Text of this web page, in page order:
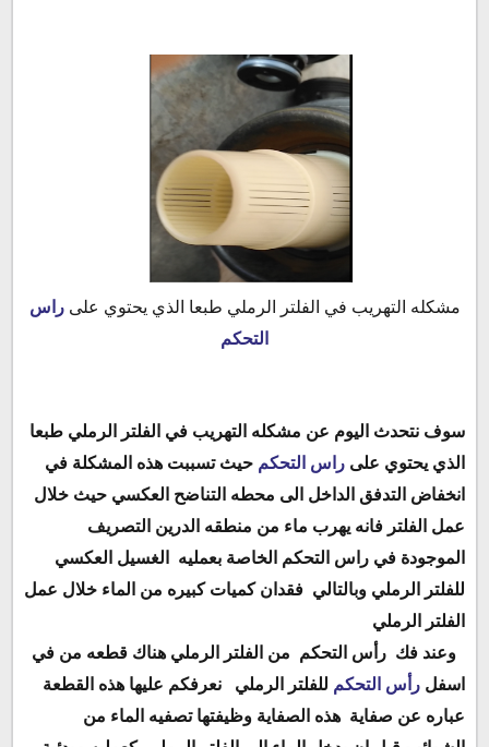
مشكله التهريب في الفلتر الرملي طبعا الذي يحتوي علىراس
التحكم
سوف نتحدث اليوم عن مشكله التهريب في الفلتر الرملي طبعا
الذي يحتوي على راس التحكم حيث تسببت هذه المشكلة في
انخفاض التدفق الداخل الى محطه التناضح العكسي حيث خلال
عمل الفلتر فانه يهرب ماء من منطقه الدرين التصريف
الموجودة في راس التحكم الخاصة بعمليه
الغسيل العكسي
للفلتر الرملي وبالتالي فقدان كميات كبيره من الماء خلال عمل
الفلتر الرملي
وعند فك رأس التحكم من الفلتر الرملي هناك قطعه من في
اسفل رأس التحكم للفلتر الرملي
نعرفكم عليها هذه القطعة
عباره عن صفاية هذه الصفاية وظيفتها تصفيه الماء من